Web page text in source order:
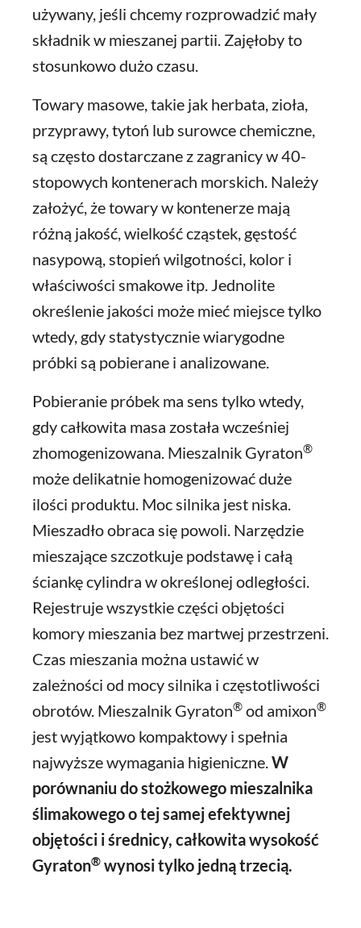
używany, jeśli chcemy rozprowadzić mały
składnik w mieszanej partii. Zajęłoby to
stosunkowo dużo czasu.
Towary masowe, takie jak herbata, zioła,
przyprawy, tytoń lub surowce chemiczne,
są często dostarczane z zagranicy w 40-
stopowych kontenerach morskich. Należy
założyć, że towary w kontenerze mają
różną jakość, wielkość cząstek, gęstość
nasypową, stopień wilgotności, kolor i
właściwości smakowe itp. Jednolite
określenie jakości może mieć miejsce tylko
wtedy, gdy statystycznie wiarygodne
próbki są pobierane i analizowane.
Pobieranie próbek ma sens tylko wtedy,
gdy całkowita masa została wcześniej
zhomogenizowana. Mieszalnik Gyraton®
może delikatnie homogenizować duże
ilości produktu. Moc silnika jest niska.
Mieszadło obraca się powoli. Narzędzie
mieszające szczotkuje podstawę i całą
ściankę cylindra w określonej odległości.
Rejestruje wszystkie części objętości
komory mieszania bez martwej przestrzeni.
Czas mieszania można ustawić w
zależności od mocy silnika i częstotliwości
obrotów. Mieszalnik Gyraton® od amixon®
jest wyjątkowo kompaktowy i spełnia
najwyższe wymagania higieniczne.W
porównaniu do stożkowego mieszalnika
ślimakowego o tej samej efektywnej
objętości i średnicy, całkowita wysokość
Gyraton® wynosi tylko jedną trzecią.